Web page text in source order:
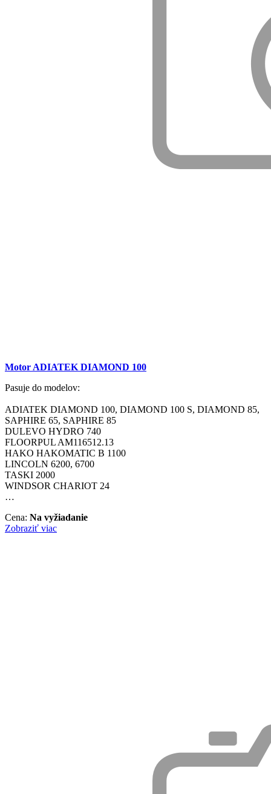
Motor ADIATEK DIAMOND 100
Pasuje do modelov:
ADIATEK DIAMOND 100, DIAMOND 100 S, DIAMOND 85,
SAPHIRE 65, SAPHIRE 85
DULEVO HYDRO 740
FLOORPUL AM116512.13
HAKO HAKOMATIC B 1100
LINCOLN 6200, 6700
TASKI 2000
WINDSOR CHARIOT 24
…
Cena: Na vyžiadanie
Zobraziť viac